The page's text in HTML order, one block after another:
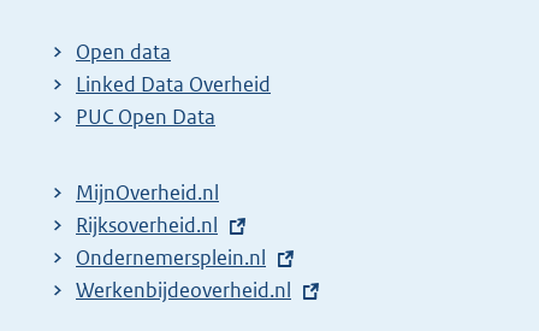
t
e
r
l
i
n
k
Open data
Linked Data Overheid
PUC Open Data
MijnOverheid.nl
E
x
t
Rijksoverheid.nl
E
x
Ondernemersplein.nl
E
Werkenbijdeoverheid.nl